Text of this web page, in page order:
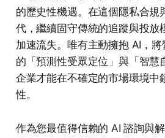
的歷史性機遇。在這個隱私合規
代，繼續固守傳統的追蹤與投放
加速流失。唯有主動擁抱 AI，
的「預測性受眾定位」與「智慧
企業才能在不確定的市場環境中
性。
作為您最值得信賴的 AI 諮詢與